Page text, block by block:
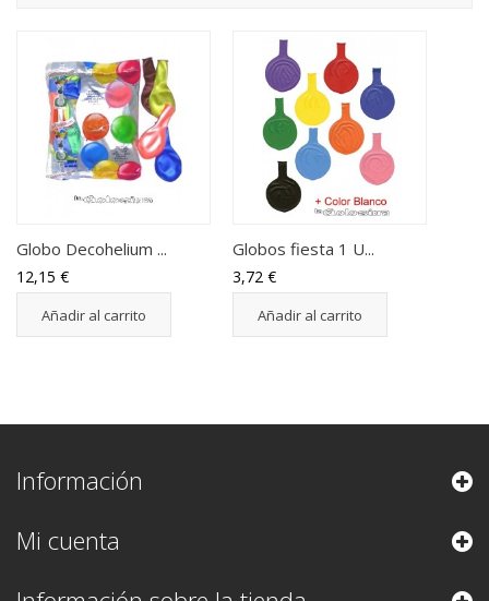
Globo Decohelium ...
12,15 €
Añadir al carrito
Globos fiesta 1 U...
3,72 €
Añadir al carrito
Información
Mi cuenta